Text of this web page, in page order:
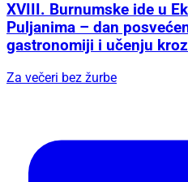
XVIII. Burnumske ide u
Puljanima – dan
gastronomiji i učenju
Za večeri bez žurbe